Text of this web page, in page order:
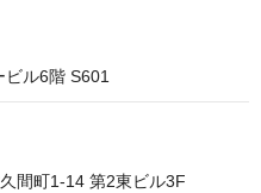
ビル6階 S601
間町1-14 第2東ビル3F